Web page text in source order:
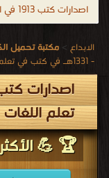
اصدارات كتب 1913 في الكتب العلمية
الابداع > مكتبة تحميل
- 1331هـ في كتب في تعلم اللغات
تعلم اللغات
🏆 💪 الأكثر